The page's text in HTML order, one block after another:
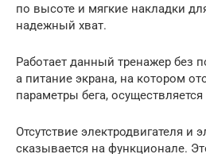
по высоте и мягкие накладки
надежный хват.
Работает данный тренажер без
а питание экрана, на котором
параметры бега,
Отсутствие электродвигателя и
сказывается на функционале.